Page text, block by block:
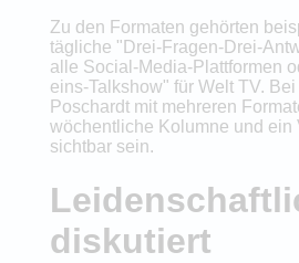
Zu den Formaten gehörten
tägliche "Drei-Fragen-Drei-
alle Social-Media-Plattformen
eins-Talkshow" für Welt TV.
Poschardt mit mehreren
wöchentliche Kolumne und ein
sichtbar sein.
diskutiert